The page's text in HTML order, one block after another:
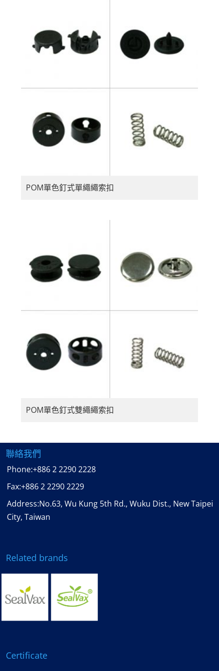
POM單色釘式單繩繩索扣
POM單色釘式雙繩繩索扣
聯絡我們
Phone:+886 2 2290 2228
Fax:+886 2 2290 2229
Address:No.63, Wu Kung 5th Rd., Wuku Dist., New Taipei
City, Taiwan
Related brands
Certificate